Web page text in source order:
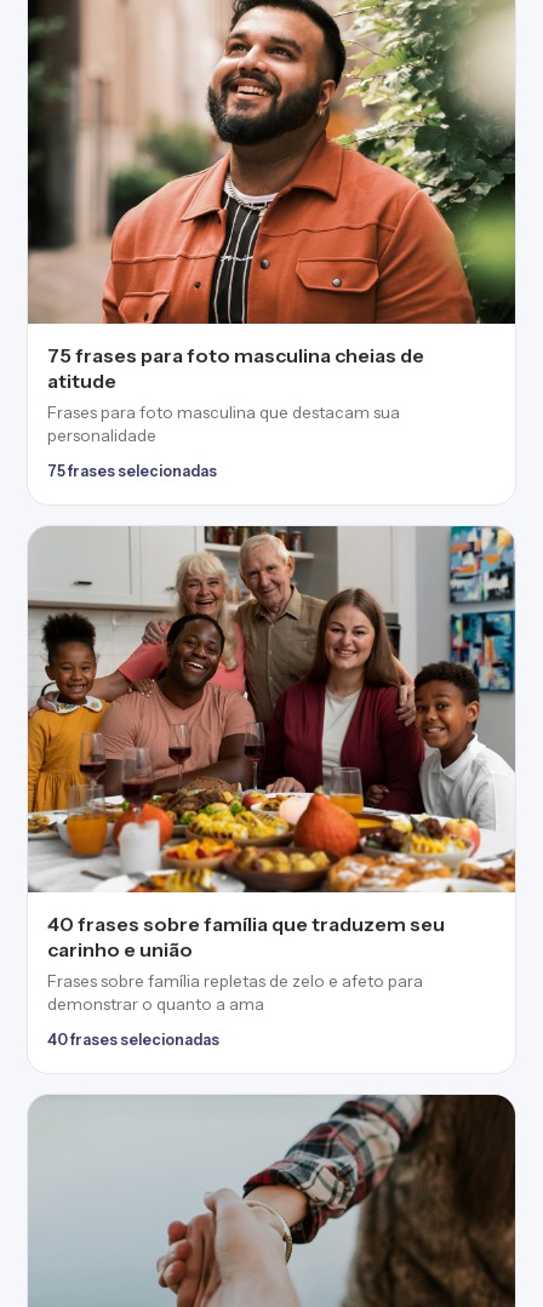
75 frases para foto masculina cheias de
atitude
Frases para foto masculina que destacam sua
personalidade
75 frases selecionadas
40 frases sobre família que traduzem seu
carinho e união
Frases sobre família repletas de zelo e afeto para
demonstrar o quanto a ama
40 frases selecionadas